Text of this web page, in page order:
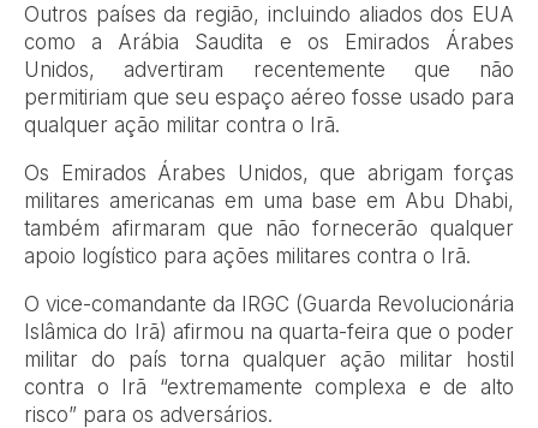
Outros países da região, incluindo aliados dos EUA
como a Arábia Saudita e os Emirados Árabes
Unidos, advertiram recentemente que não
permitiriam que seu espaço aéreo fosse usado para
qualquer ação militar contra o Irã.
Os Emirados Árabes Unidos, que abrigam forças
militares americanas em uma base em Abu Dhabi,
também afirmaram que não fornecerão qualquer
apoio logístico para ações militares contra o Irã.
O vice-comandante da IRGC (Guarda Revolucionária
Islâmica do Irã) afirmou na quarta-feira que o poder
militar do país torna qualquer ação militar hostil
contra o Irã “extremamente complexa e de alto
risco” para os adversários.